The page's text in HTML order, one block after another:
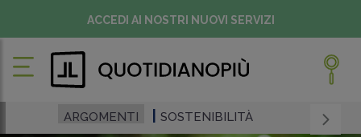
ACCEDI AI NOSTRI NUOVI SERVIZI
ARGOMENTI SOSTENIBILITÀ